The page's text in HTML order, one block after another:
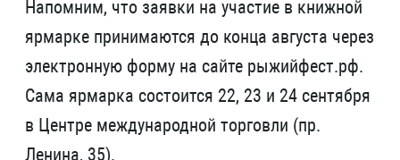
Напомним, что заявки на участие в книжной
ярмарке принимаются до конца августа через
электронную форму на сайте рыжийфест.рф.
Сама ярмарка состоится 22, 23 и 24 сентября
в Центре международной торговли (пр.
Ленина, 35).